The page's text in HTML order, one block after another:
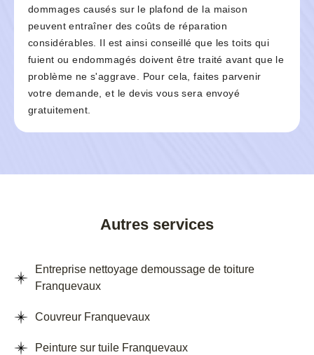
dommages causés sur le plafond de la maison
peuvent entraîner des coûts de réparation
considérables. Il est ainsi conseillé que les toits qui
fuient ou endommagés doivent être traité avant que le
problème ne s'aggrave. Pour cela, faites parvenir
votre demande, et le devis vous sera envoyé
gratuitement.
Autres services
Entreprise nettoyage demoussage de toiture
Franquevaux
Couvreur Franquevaux
Peinture sur tuile Franquevaux